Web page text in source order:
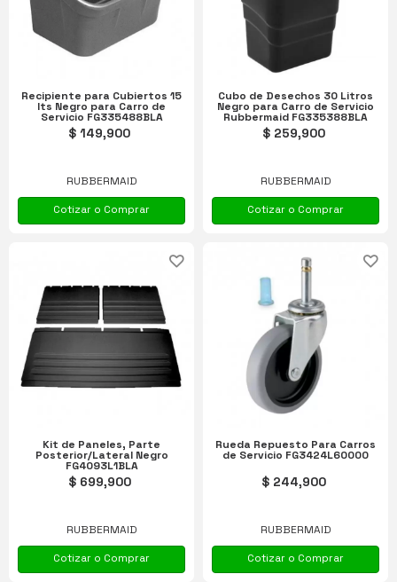
Recipiente para Cubiertos 15
lts Negro para Carro de
Servicio FG335488BLA
$ 149,900
RUBBERMAID
Cotizar o Comprar
Cubo de Desechos 30 Litros
Negro para Carro de Servicio
Rubbermaid FG335388BLA
$ 259,900
RUBBERMAID
Cotizar o Comprar
Kit de Paneles, Parte
Posterior/Lateral Negro
FG4093L1BLA
$ 699,900
RUBBERMAID
Cotizar o Comprar
Rueda Repuesto Para Carros
de Servicio FG3424L60000
$ 244,900
RUBBERMAID
Cotizar o Comprar